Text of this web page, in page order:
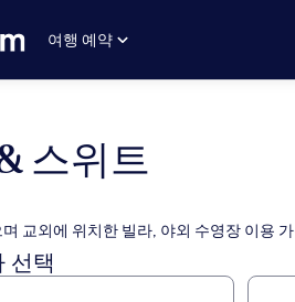
여행 예약
스위트
교외에 위치한 빌라, 야외 수영장 이용
선택